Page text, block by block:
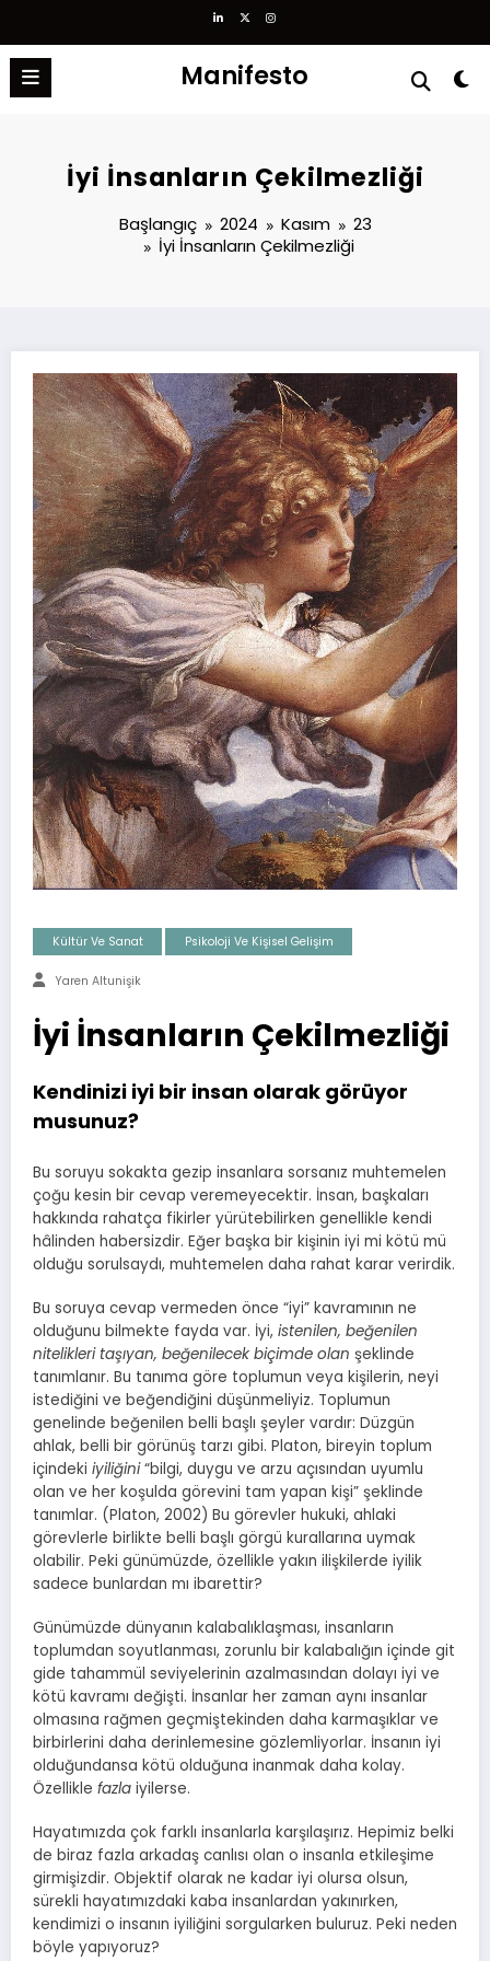
Manifesto
İyi İnsanların Çekilmezliği
Başlangıç 2024 Kasım
23
İyi İnsanların Çekilmezliği
Kültür Ve Sanat Psikoloji Ve Kişisel Gelişim
Yaren Altunişik
İyi İnsanların Çekilmezliği
Kendinizi iyi bir insan olarak görüyor
musunuz?
Bu soruyu sokakta gezip insanlara sorsanız muhtemelen
çoğu kesin bir cevap veremeyecektir. İnsan, başkaları
hakkında rahatça fikirler yürütebilirken genellikle kendi
hâlinden habersizdir. Eğer başka bir kişinin iyi mi kötü mü
olduğu sorulsaydı, muhtemelen daha rahat karar verirdik.
Bu soruya cevap vermeden önce “iyi” kavramının ne
olduğunu bilmekte fayda var. İyi, istenilen, beğenilen
nitelikleri taşıyan, beğenilecek biçimde olan şeklinde
tanımlanır. Bu tanıma göre toplumun veya kişilerin, neyi
istediğini ve beğendiğini düşünmeliyiz. Toplumun
genelinde beğenilen belli başlı şeyler vardır: Düzgün
ahlak, belli bir görünüş tarzı gibi. Platon, bireyin toplum
içindeki iyiliğini“bilgi, duygu ve arzu açısından uyumlu
olan ve her koşulda görevini tam yapan kişi” şeklinde
tanımlar. (Platon, 2002) Bu görevler hukuki, ahlaki
görevlerle birlikte belli başlı görgü kurallarına uymak
olabilir. Peki günümüzde, özellikle yakın ilişkilerde iyilik
sadece bunlardan mı ibarettir?
Günümüzde dünyanın kalabalıklaşması, insanların
toplumdan soyutlanması, zorunlu bir kalabalığın içinde git
gide tahammül seviyelerinin azalmasından dolayı iyi ve
kötü kavramı değişti. İnsanlar her zaman aynı insanlar
olmasına rağmen geçmiştekinden daha karmaşıklar ve
birbirlerini daha derinlemesine gözlemliyorlar. İnsanın iyi
olduğundansa kötü olduğuna inanmak daha kolay.
Özellikle fazla iyilerse.
Hayatımızda çok farklı insanlarla karşılaşırız. Hepimiz belki
de biraz fazla arkadaş canlısı olan o insanla etkileşime
girmişizdir. Objektif olarak ne kadar iyi olursa olsun,
sürekli hayatımızdaki kaba insanlardan yakınırken,
kendimizi o insanın iyiliğini sorgularken buluruz. Peki neden
böyle yapıyoruz?